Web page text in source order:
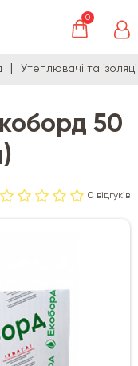
0
Утеплювачі та
50
0 відгуків